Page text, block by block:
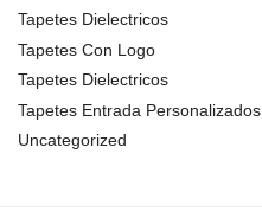
Tapetes Dielectricos
Tapetes Con Logo
Tapetes Dielectricos
Tapetes Entrada Personalizados
Uncategorized